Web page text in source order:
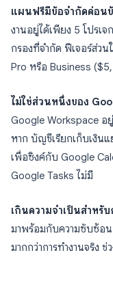
แผนฟรีมีข้อจำกัดค่อน
งานอยู่ได้เพียง 5 โปรเ
กรองที่จำกัด ฟีเจอร์ส่ว
Pro หรือ Business
ไม่ใช่ส่วนหนึ่งของ
Google Workspace อ
หาก บัญชีเรียกเก็บเงิน
เพื่อซิงค์กับ Google
Google Tasks ไม่มี
เกินความจำเป็นสำหรับ
มาพร้อมกับความซับซ้อน
มากกว่าการทำงานจริง ช่